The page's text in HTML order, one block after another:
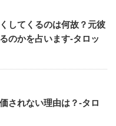
してくるのは何故？元彼
のかを占います-タロッ
されない理由は？-タロ